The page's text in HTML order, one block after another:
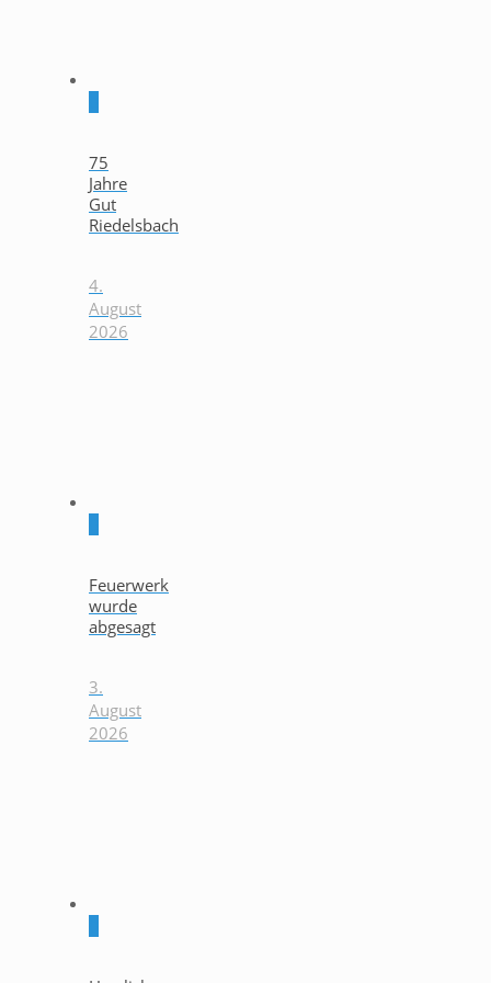
75
Jahre
Gut
Riedelsbach
4.
August
2026
Feuerwerk
wurde
abgesagt
3.
August
2026